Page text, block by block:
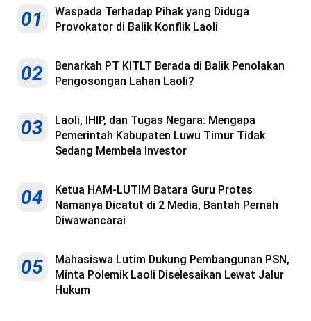
01
Waspada Terhadap Pihak yang Diduga
Provokator di Balik Konflik Laoli
02
Benarkah PT KITLT Berada di Balik Penolakan
Pengosongan Lahan Laoli?
03
Laoli, IHIP, dan Tugas Negara: Mengapa
Pemerintah Kabupaten Luwu Timur Tidak
Sedang Membela Investor
04
Ketua HAM-LUTIM Batara Guru Protes
Namanya Dicatut di 2 Media, Bantah Pernah
Diwawancarai
05
Mahasiswa Lutim Dukung Pembangunan PSN,
Minta Polemik Laoli Diselesaikan Lewat Jalur
Hukum